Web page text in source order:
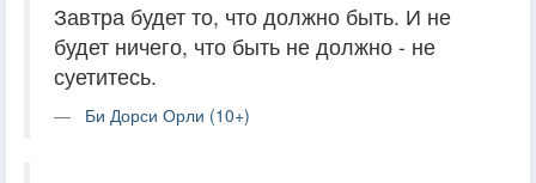
Завтра будет то, что должно быть. И не
будет ничего, что быть не должно - не
суетитесь.
Би Дорси Орли (10+)